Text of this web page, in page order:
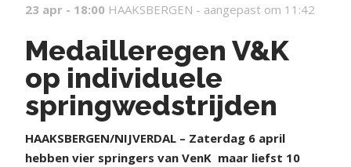
23 apr - 18:00 HAAKSBERGEN - aangepast om 11:42
Medailleregen V&K
op individuele
springwedstrijden
HAAKSBERGEN/NIJVERDAL – Zaterdag 6 april
hebben vier springers van VenK maar liefst 10